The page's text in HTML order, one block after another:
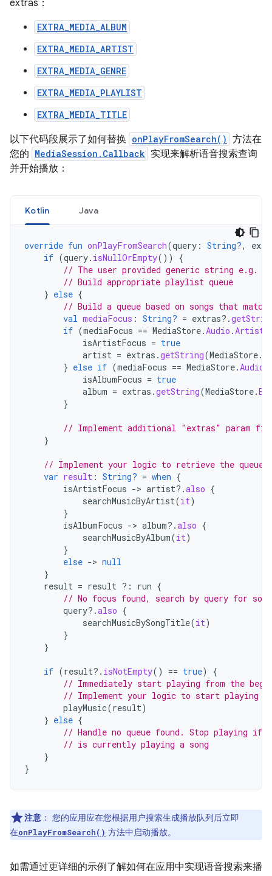
extras：
EXTRA_MEDIA_ALBUM
EXTRA_MEDIA_ARTIST
EXTRA_MEDIA_GENRE
EXTRA_MEDIA_PLAYLIST
EXTRA_MEDIA_TITLE
以下代码段展示了如何替换 onPlayFromSearch() 方法在
您的 MediaSession.Callback 实现来解析语音搜索查询
并开始播放：
Kotlin Java
override fun onPlayFromSearch(query : String?,
if (query. isNullOrEmpty())
{
// The user provided generic string e.g.
// Build appropriate playlist queue
} else {
// Build a queue based on songs that
val mediaFocus : String? = extras?.
if (mediaFocus == MediaStore.Audio .Artists
isArtistFocus = true
artist = extras .getString(MediaStore.
} else if (mediaFocus == MediaStore.Audio
isAlbumFocus = true
album = extras .getString(MediaStore.
}
// Implement additional "extras" param
}
// Implement your logic to retrieve the queue
var result : String? = when {
isArtistFocus -> artist?.also {
searchMusicByArtist(it)
}
isAlbumFocus -> album?.also {
searchMusicByAlbum(it)
}
else -> null
}
result = result ?: run {
// No focus found, search by query for
query?.also {
searchMusicBySongTitle(it)
}
}
if (result?. isNotEmpty() == true)
{
// Immediately start playing from the
// Implement your logic to start playing
playMusic(result)
} else {
// Handle no queue found. Stop playing if
// is currently playing a song
}
}
注意 ： 您的应用应在您根据用户搜索生成播放队列后立即
在onPlayFromSearch() 方法中启动播放。
如需通过更详细的示例了解如何在应用中实现语音搜索来播